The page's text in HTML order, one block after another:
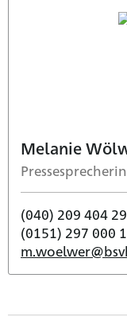
Melanie
Pressesprecherin
(040) 209 404 29
(0151) 297 000